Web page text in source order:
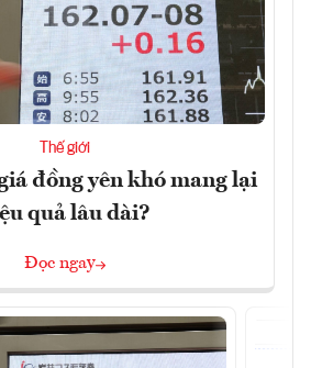
Thế giới
đồng yên khó mang lại
quả lâu dài?
Đọc ngay